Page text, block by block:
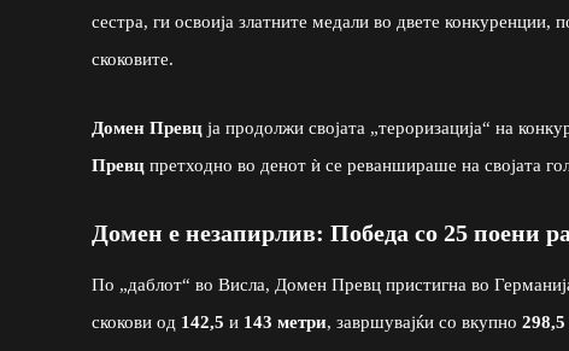
сестра, ги освоија златните медали во двете конкуренции,
скоковите.
Домен Превц ја продолжи својата „тероризација“ на
Превц претходно во денот ѝ се реваншираше на својата
Домен е незапирлив: Победа со 25 поени
По „даблот“ во Висла, Домен Превц пристигна во
скокови од 142,5 и 143 метри, завршувајќи со вкупно